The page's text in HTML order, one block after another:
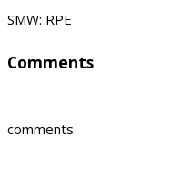
SMW: RPE
Comments
comments